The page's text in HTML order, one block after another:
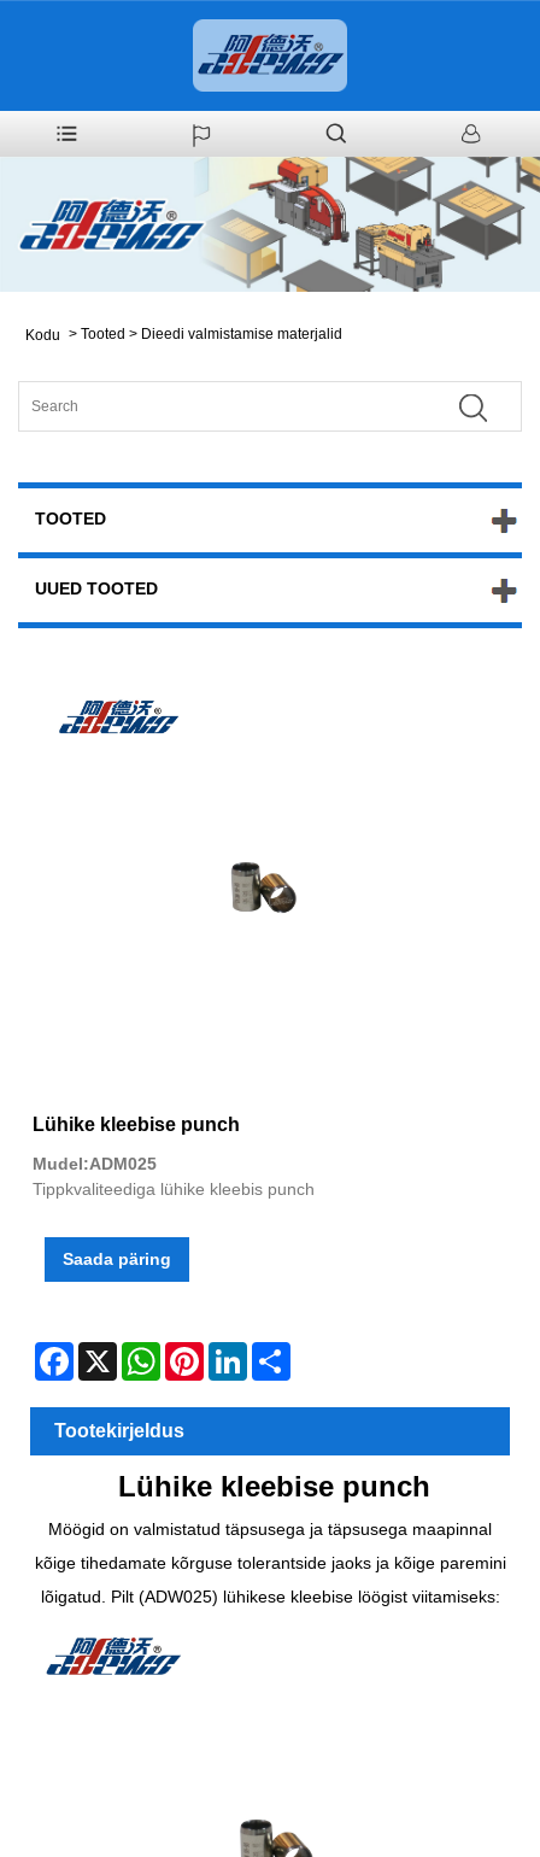
Kodu > Tooted > Dieedi valmistamise materjalid
TOOTED
UUED TOOTED
Lühike kleebise punch
Mudel:ADM025
Tippkvaliteediga lühike kleebis punch
Saada päring
Facebook
X WhatsAppPinterestLinkedIn
Tootekirjeldus
Lühike kleebise punch
Möögid on valmistatud täpsusega ja täpsusega maapinnal
kõige tihedamate kõrguse tolerantside jaoks ja kõige paremini
lõigatud. Pilt (ADW025) lühikese kleebise löögist viitamiseks: